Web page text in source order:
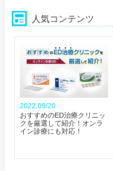
人気コンテンツ
2022.09/20
おすすめのED治療クリニッ
クを厳選して紹介！オンラ
イン診療にも対応！